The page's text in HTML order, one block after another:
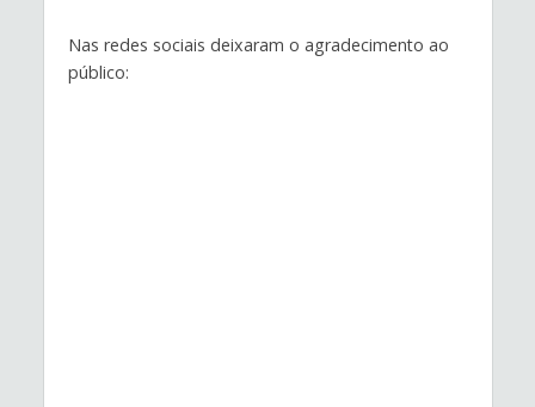
Nas redes sociais deixaram o agradecimento ao
público: